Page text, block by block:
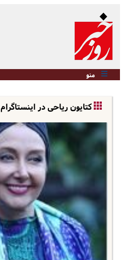
منو
کتایون ریاحی در اینستاگرام